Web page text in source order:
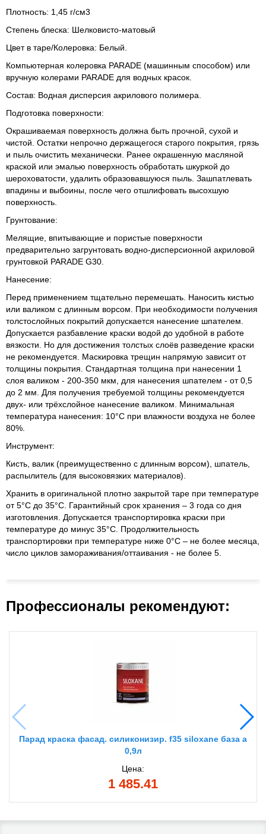
Плотность: 1,45 г/см3
Степень блеска: Шелковисто-матовый
Цвет в таре/Колеровка: Белый.
Компьютерная колеровка PARADE (машинным способом) или
вручную колерами PARADE для водных красок.
Состав: Водная дисперсия акрилового полимера.
Подготовка поверхности:
Окрашиваемая поверхность должна быть прочной, сухой и
чистой. Остатки непрочно держащегося старого покрытия, грязь
и пыль очистить механически. Ранее окрашенную масляной
краской или эмалью поверхность обработать шкуркой до
шероховатости, удалить образовавшуюся пыль. Зашпатлевать
впадины и выбоины, после чего отшлифовать высохшую
поверхность.
Грунтование:
Мелящие, впитывающие и пористые поверхности
предварительно загрунтовать водно-дисперсионной акриловой
грунтовкой PARADE G30.
Нанесение:
Перед применением тщательно перемешать. Наносить кистью
или валиком с длинным ворсом. При необходимости получения
толстослойных покрытий допускается нанесение шпателем.
Допускается разбавление краски водой до удобной в работе
вязкости. Но для достижения толстых слоёв разведение краски
не рекомендуется. Маскировка трещин напрямую зависит от
толщины покрытия. Стандартная толщина при нанесении 1
слоя валиком - 200-350 мкм, для нанесения шпателем - от 0,5
до 2 мм. Для получения требуемой толщины рекомендуется
двух- или трёхслойное нанесение валиком. Минимальная
температура нанесения: 10°С при влажности воздуха не более
80%.
Инструмент:
Кисть, валик (преимущественно с длинным ворсом), шпатель,
распылитель (для высоковязких материалов).
Хранить в оригинальной плотно закрытой таре при температуре
от 5°С до 35°С. Гарантийный срок хранения – 3 года со дня
изготовления. Допускается транспортировка краски при
температуре до минус 35°С. Продолжительность
транспортировки при температуре ниже 0°С – не более месяца,
число циклов замораживания/оттаивания - не более 5.
Профессионалы рекомендуют:
Парад краска фасад. силиконизир. f35 siloxane база а
0,9л
Цена:
1 485.41